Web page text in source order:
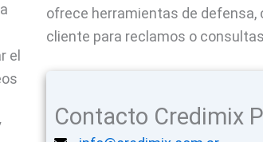
el
ofrece herramientas de defensa,
cliente para reclamos o
Contacto Credimix